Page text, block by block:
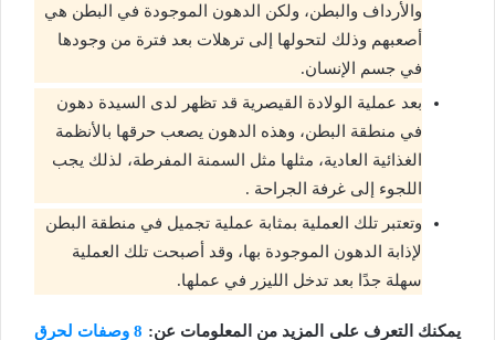
والأرداف والبطن، ولكن الدهون الموجودة في البطن هي
أصعبهم وذلك لتحولها إلى ترهلات بعد فترة من وجودها
في جسم الإنسان.
بعد عملية الولادة القيصرية قد تظهر لدى السيدة دهون
في منطقة البطن، وهذه الدهون يصعب حرقها بالأنظمة
الغذائية العادية، مثلها مثل السمنة المفرطة، لذلك يجب
اللجوء إلى غرفة الجراحة .
وتعتبر تلك العملية بمثابة عملية تجميل في منطقة البطن
لإذابة الدهون الموجودة بها، وقد أصبحت تلك العملية
سهلة جدًا بعد تدخل الليزر في عملها.
يمكنك التعرف على المزيد من المعلومات عن:
8 وصفات لحرق